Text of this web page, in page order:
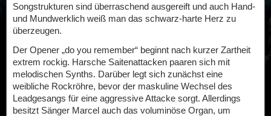
Songstrukturen sind überraschend ausgereift und auch Hand-
und Mundwerklich weiß man das schwarz-harte Herz zu
überzeugen.
Der Opener „do you remember“ beginnt nach kurzer Zartheit
extrem rockig. Harsche Saitenattacken paaren sich mit
melodischen Synths. Darüber legt sich zunächst eine
weibliche Rockröhre, bevor der maskuline Wechsel des
Leadgesangs für eine aggressive Attacke sorgt. Allerdings
besitzt Sänger Marcel auch das voluminöse Organ, um